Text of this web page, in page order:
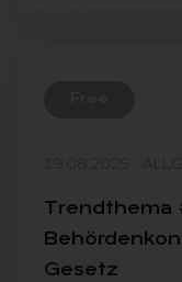
Trend­the­ma
Ge­setz